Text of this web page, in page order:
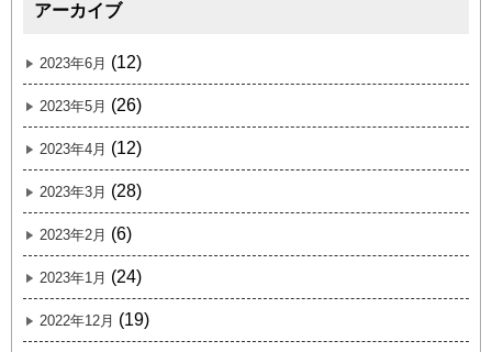
アーカイブ
2023年6月 (12)
2023年5月 (26)
2023年4月 (12)
2023年3月 (28)
2023年2月 (6)
2023年1月 (24)
2022年12月 (19)